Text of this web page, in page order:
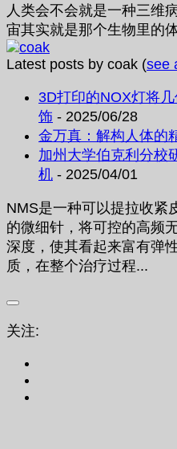
人类会不会就是一种三维
宙其实就是那个生物里的
Latest posts by coak (see
3D打印的NOX灯将
饰 - 2025/06/28
金万真：解构人体的
加州大学伯克利分校
机 - 2025/04/01
NMS是一种可以提拉收紧
的微细针，将可控的高频
深度，使其看起来富有弹
质，在整个治疗过程...
关注: